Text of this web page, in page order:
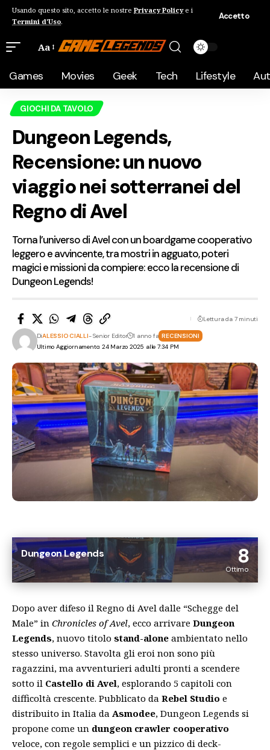
Usando questo sito, accetto le nostre Privacy Policye i
Termini d'Uso.
Accetto
Aa
Games Movies Geek Tech Lifestyle
GIOCHI DA TAVOLO
Dungeon Legends,
Recensione: un nuovo
viaggio nei sotterranei del
Regno di Avel
Torna l’universo di Avel con un boardgame cooperativo
leggero e avvincente, tra mostri in agguato, poteri
magici e missioni da compiere: ecco la recensione di
Dungeon Legends!
Ultimo Aggiornamento: 24 Marzo 2025 alle 7:34 PM
DiALESSIO CIALLI- Senior Editor 1 anno fa RECENSIONI
Lettura da 7 minuti
8
Ottimo
Dungeon Legends
Dopo aver difeso il Regno di Avel dalle “Schegge del
Male” in Chronicles of Avel, ecco arrivare Dungeon
Legends, nuovo titolo stand-alone ambientato nello
stesso universo. Stavolta gli eroi non sono più
ragazzini, ma avventurieri adulti pronti a scendere
sotto il Castello di Avel, esplorando 5 capitoli con
difficoltà crescente. Pubblicato da Rebel Studio e
distribuito in Italia da Asmodee, Dungeon Legends si
propone come un dungeon crawler cooperativo
veloce, con regole semplici e un pizzico di deck-